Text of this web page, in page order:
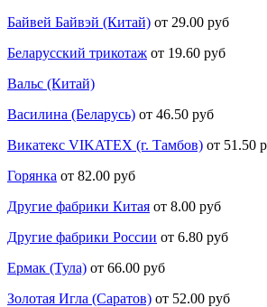
Байвей Байвэй (Китай) от 29.00 руб
Беларусский трикотаж от 19.60 руб
Вальс (Китай)
Василина (Беларусь) от 46.50 руб
Викатекс VIKATEX (г. Тамбов) от 51.50
Горянка от 82.00 руб
Другие фабрики Китая от 8.00 руб
Другие фабрики России от 6.80 руб
Ермак (Тула) от 66.00 руб
Золотая Игла (Саратов) от 52.00 руб